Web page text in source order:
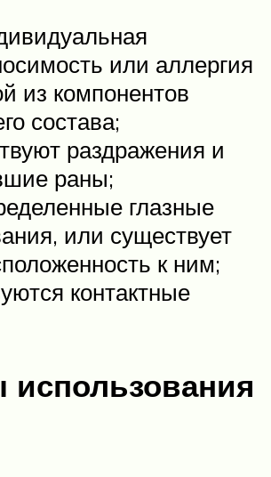
или аллергия
из компонентов
состава;
раздражения и
раны;
глазные
или существует
к ним;
контактные